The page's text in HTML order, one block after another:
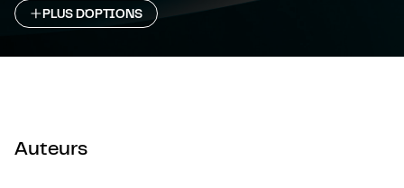
PLUS D`OPTIONS
Auteurs